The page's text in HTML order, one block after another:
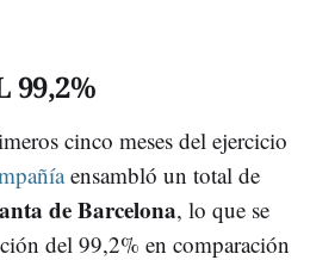
99,2%
cinco meses del ejercicio
ensambló un total de
de Barcelona, lo que se
del 99,2% en comparación